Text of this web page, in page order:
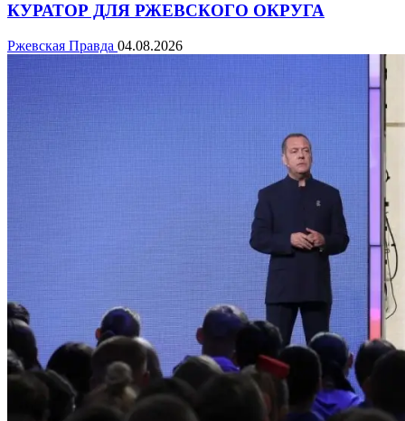
КУРАТОР ДЛЯ РЖЕВСКОГО ОКРУГА
Ржевская Правда 04.08.2026